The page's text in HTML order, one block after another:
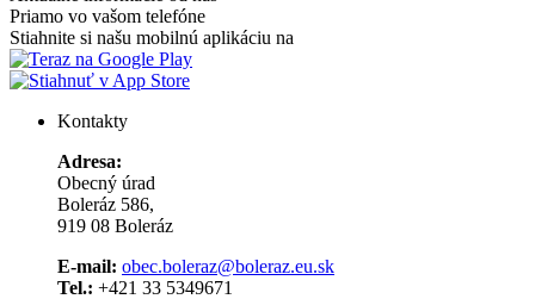
Priamo vo vašom telefóne
Stiahnite si našu mobilnú aplikáciu na
Kontakty
Adresa:
Obecný úrad
Boleráz 586,
919 08 Boleráz
E-mail: obec.boleraz@boleraz.eu.sk
Tel.: +421 33 5349671